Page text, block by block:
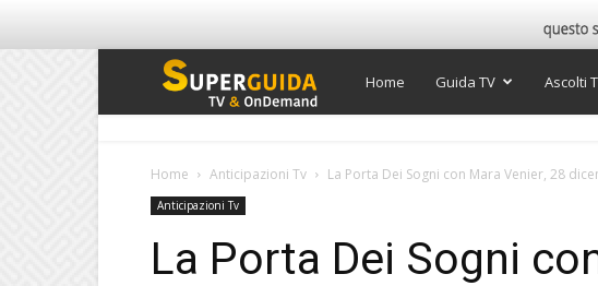
Super
Home Guida TV Ascolti
Home Anticipazioni Tv La Porta Dei Sogni con Mara Venier, 28
Anticipazioni Tv
La Porta Dei Sogni